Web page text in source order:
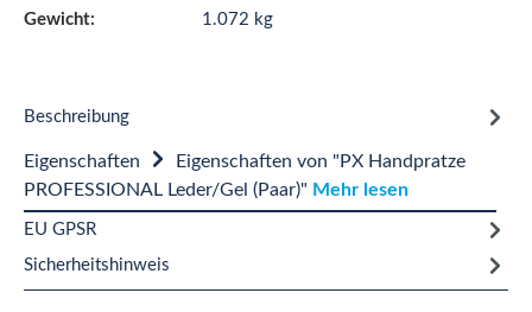
Gewicht: 1.072 kg
Beschreibung
Eigenschaften
Eigenschaften von "PX Handpratze
PROFESSIONAL Leder/Gel (Paar)" Mehr lesen
EU GPSR
Sicherheitshinweis